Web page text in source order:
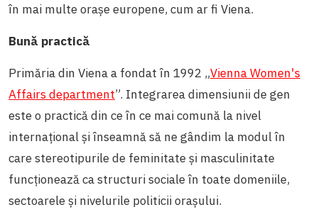
în mai multe orașe europene, cum ar fi Viena.
Bună practică
Primăria din Viena a fondat în 1992 „Vienna Women's
Affairs department”. Integrarea dimensiunii de gen
este o practică din ce în ce mai comună la nivel
internațional și înseamnă să ne gândim la modul în
care stereotipurile de feminitate și masculinitate
funcționează ca structuri sociale în toate domeniile,
sectoarele și nivelurile politicii orașului.